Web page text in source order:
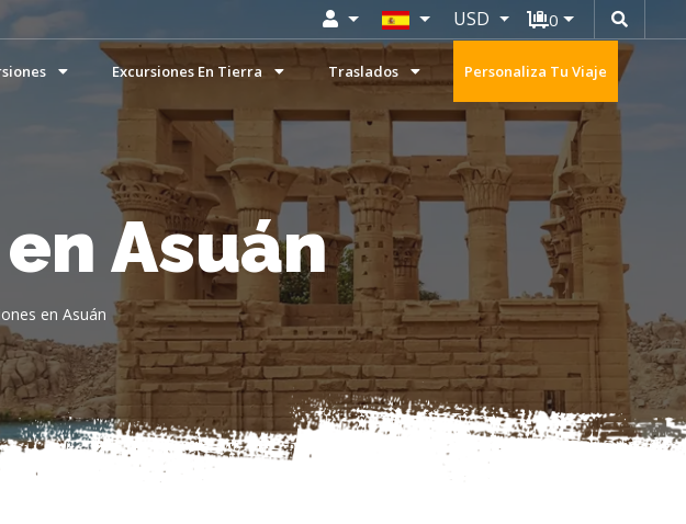
USD 0
Excursiones En Tierra Traslados Personaliza Tu Viaje
Asuán
en Asuán